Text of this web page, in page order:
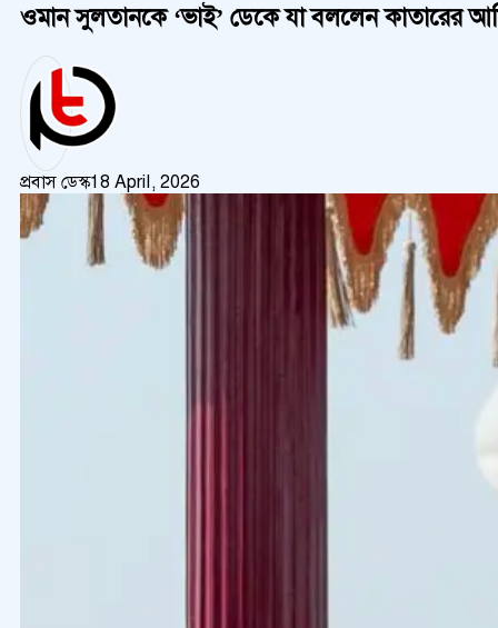
ওমান সুলতানকে ‘ভাই’ ডেকে যা বললেন কাতারের
প্রবাস ডেস্ক18 April, 2026